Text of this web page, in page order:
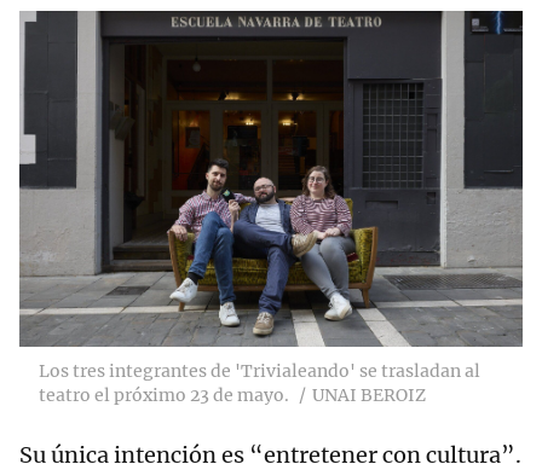
Los tres integrantes de 'Trivialeando' se trasladan al
teatro el próximo 23 de mayo.
UNAI BEROIZ
Su única intención es “entretener con cultura”.